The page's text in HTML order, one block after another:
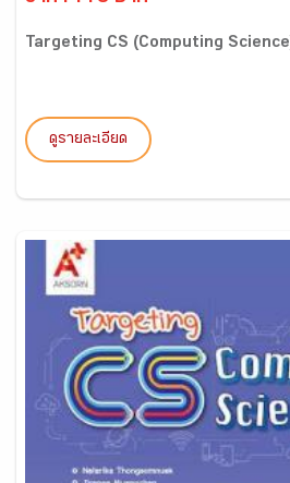
Targeting CS (Computing
ดูรายละเอียด